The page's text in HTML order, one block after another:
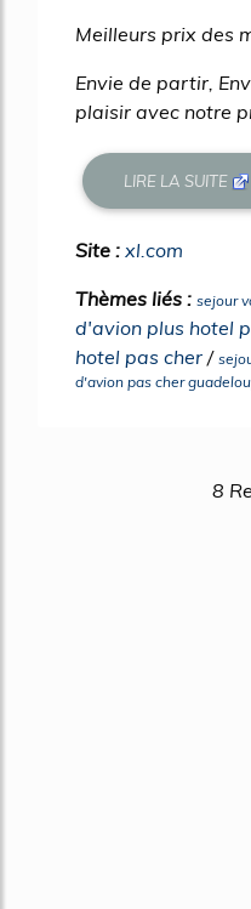
Meilleurs prix des
Envie de partir,
plaisir avec notre
LIRE LA SUITE
Site : xl.com
Thèmes liés : sejour
d'avion plus hotel
hotel pas cher /
d'avion pas cher
8